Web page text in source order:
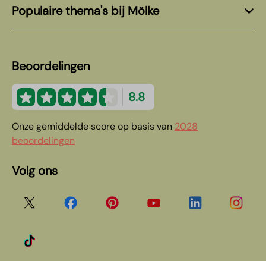
Populaire thema's bij Mölke
Beoordelingen
8.8
Onze gemiddelde score op basis van 2028
beoordelingen
Volg ons